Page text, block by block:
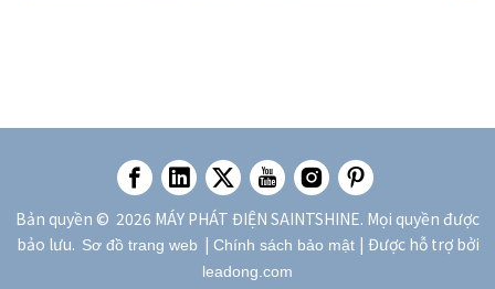
Bản quyền © 2026 MÁY PHÁT ĐIỆN SAINTSHINE. Mọi quyền được
bảo lưu. Sơ đồ trang web | Chính sách bảo mật | Được hỗ trợ bởi
leadong.com